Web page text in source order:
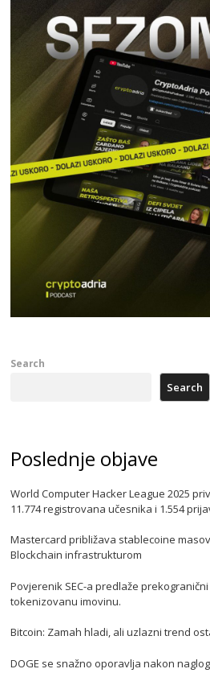
Search
Search
Poslednje objave
World Computer Hacker League 2025
11.774 registrovana učesnika i 1.554
Mastercard približava stablecoine
Blockchain infrastrukturom
Povjerenik SEC-a predlaže
tokenizovanu imovinu.
Bitcoin: Zamah hladi, ali uzlazni trend
DOGE se snažno oporavlja nakon